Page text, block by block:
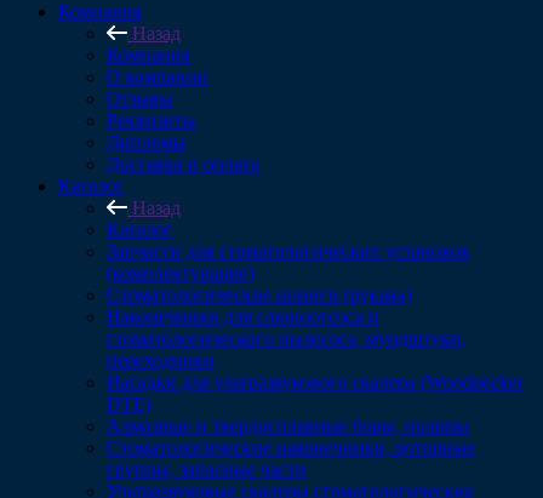
Компания
Назад
Компания
О компании
Отзывы
Реквизиты
Дипломы
Доставка и оплата
Каталог
Назад
Каталог
Запчасти для стоматологических установок
(комплектующие)
Стоматологические шланги (рукава)
Наконечники для слюноотсоса и
стоматологического пылесоса, мундштуки,
переходники
Насадки для ультразвукового скалера (Woodpecker
DTE)
Алмазные и твердосплавные боры, полиры
Стоматологические наконечники, роторные
группы, запасные части
Ультразвуковые скалеры стоматологические